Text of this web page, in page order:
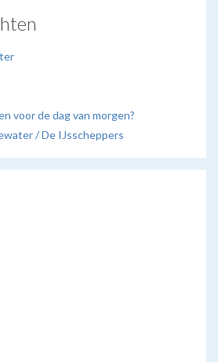
voor de dag van morgen?
/ De IJsscheppers